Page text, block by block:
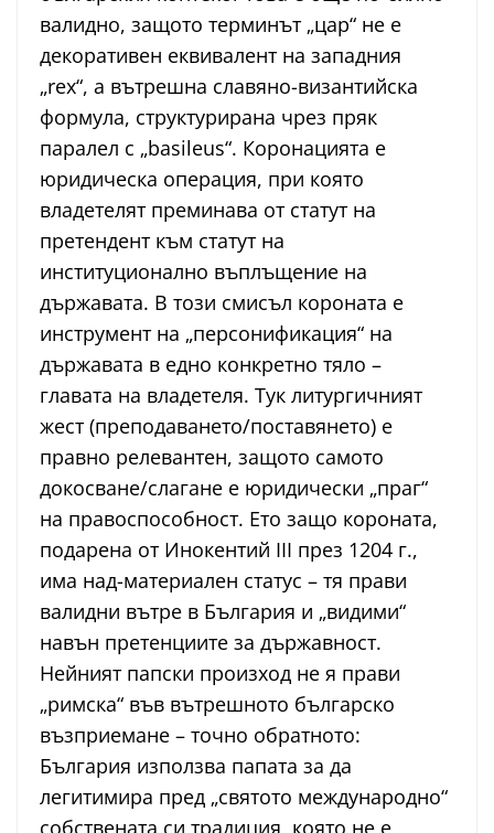
валидно, защото терминът „цар“ не е
декоративен еквивалент на западния
„rex“, а вътрешна славяно-византийска
формула, структурирана чрез пряк
паралел с „basileus“. Коронацията е
юридическа операция, при която
владетелят преминава от статут на
претендент към статут на
институционално въплъщение на
държавата. В този смисъл короната е
инструмент на „персонификация“ на
държавата в едно конкретно тяло –
главата на владетеля. Тук литургичният
жест (преподаването/поставянето) е
правно релевантен, защото самото
докосване/слагане е юридически „праг“
на правоспособност. Ето защо короната,
подарена от Инокентий III през 1204 г.,
има над-материален статус – тя прави
валидни вътре в България и „видими“
навън претенциите за държавност.
Нейният папски произход не я прави
„римска“ във вътрешното българско
възприемане – точно обратното:
България използва папата за да
легитимира пред „святото международно“